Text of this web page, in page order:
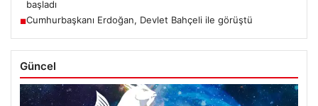
başladı
■Cumhurbaşkanı Erdoğan, Devlet Bahçeli ile görüştü
Güncel